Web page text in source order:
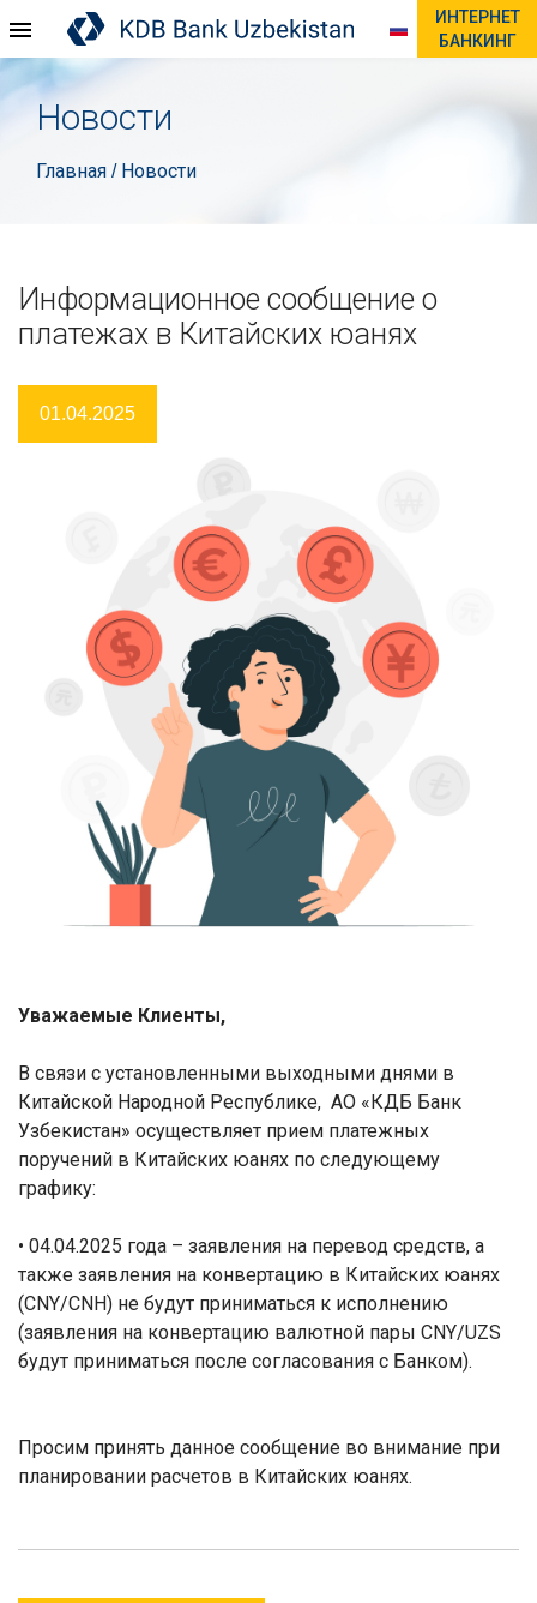
ИНТЕРНЕТ
БАНКИНГ
Новости
Главная / Новости
Информационное сообщение о
платежах в Китайских юанях
01.04.2025
Уважаемые Клиенты,
В связи с установленными выходными днями в
Китайской Народной Республике, АО «КДБ Банк
Узбекистан» осуществляет прием платежных
поручений в Китайских юанях по следующему
графику:
• 04.04.2025 года – заявления на перевод средств, а
также заявления на конвертацию в Китайских юанях
(CNY/CNH) не будут приниматься к исполнению
(заявления на конвертацию валютной пары CNY/UZS
будут приниматься после согласования с Банком).
Просим принять данное сообщение во внимание при
планировании расчетов в Китайских юанях.